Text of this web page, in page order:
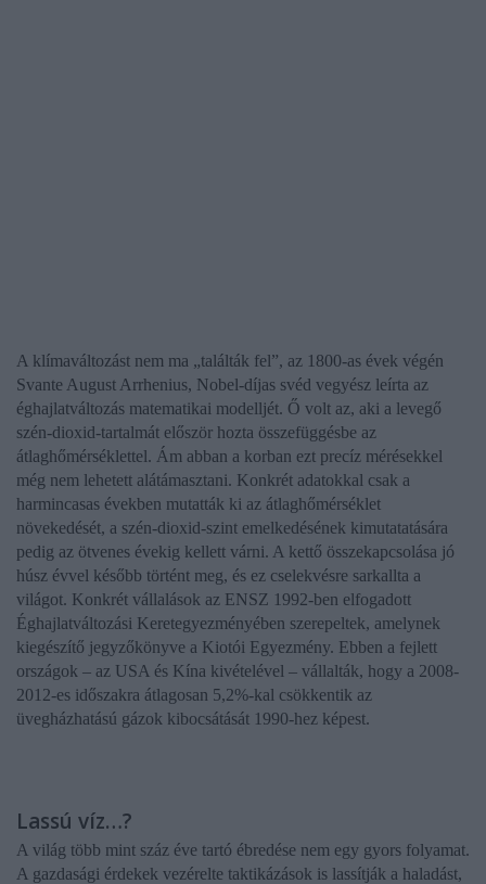
A klímaváltozást nem ma „találták fel”, az 1800-as évek végén
Svante August Arrhenius, Nobel-díjas svéd vegyész leírta az
éghajlatváltozás matematikai modelljét. Ő volt az, aki a levegő
szén-dioxid-tartalmát először hozta összefüggésbe az
átlaghőmérséklettel. Ám abban a korban ezt precíz mérésekkel
még nem lehetett alátámasztani. Konkrét adatokkal csak a
harmincasas években mutatták ki az átlaghőmérséklet
növekedését, a szén-dioxid-szint emelkedésének kimutatatására
pedig az ötvenes évekig kellett várni. A kettő összekapcsolása jó
húsz évvel később történt meg, és ez cselekvésre sarkallta a
világot. Konkrét vállalások az ENSZ 1992-ben elfogadott
Éghajlatváltozási Keretegyezményében szerepeltek, amelynek
kiegészítő jegyzőkönyve a Kiotói Egyezmény. Ebben a fejlett
országok – az USA és Kína kivételével – vállalták, hogy a 2008-
2012-es időszakra átlagosan 5,2%-kal csökkentik az
üvegházhatású gázok kibocsátását 1990-hez képest.
Lassú víz…?
A világ több mint száz éve tartó ébredése nem egy gyors folyamat.
A gazdasági érdekek vezérelte taktikázások is lassítják a haladást,